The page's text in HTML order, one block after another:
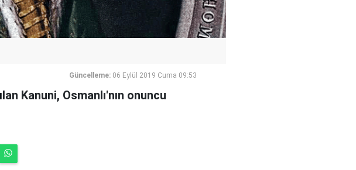
Güncelleme: 06 Eylül 2019 Cuma 09:53
Kanuni, Osmanlı'nın onuncu